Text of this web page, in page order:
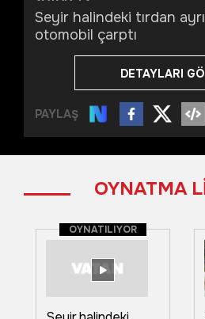
Seyir halindeki tırdan
otomobil çarptı
DETAYLARI
PAYLAŞ
OYNATMA
OYNATILIYOR